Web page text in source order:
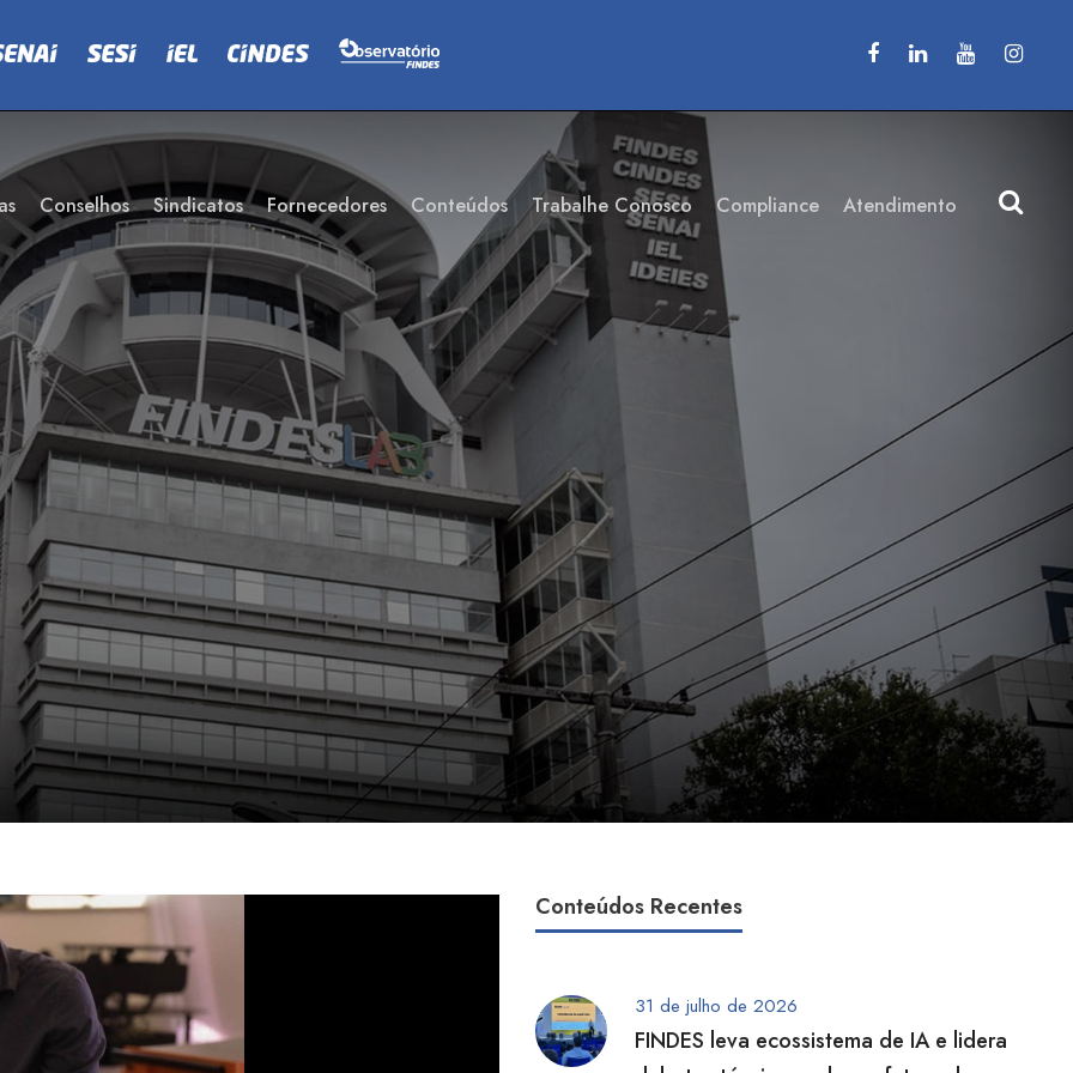
Conselhos Sindicatos Fornecedores Conteúdos Trabalhe Conosco Compliance Atendimento
Conteúdos Recentes
31 de julho de 2026
FINDES leva ecossistema de IA e lidera